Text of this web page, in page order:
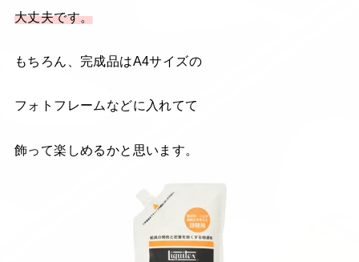
大丈夫です。
もちろん、完成品はA4サイズの
フォトフレームなどに入れてて
飾って楽しめるかと思います。